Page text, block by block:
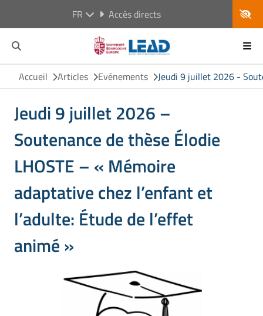
FR Accès directs
Accueil Articles Evénements Jeudi 9 juillet 2026 -
Jeudi 9 juillet 2026 –
Soutenance de thèse Élodie
LHOSTE – « Mémoire
adaptative chez l’enfant et
l’adulte: Étude de l’effet
animé »